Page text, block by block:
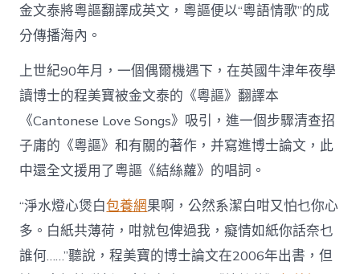
金文泰將粵謳翻譯成英文，粵謳便以“粵語情歌”的成
分傳播海內。
上世紀90年月，一個偶爾機遇下，在英國牛津年夜學
讀博士的程美寶被金文泰的《粵謳》翻譯本
《Cantonese Love Songs》吸引，進一個步驟清查招
子庸的《粵謳》和有關的著作，并寫進博士論文，此
中還全文援用了粵謳《結絲蘿》的唱詞。
“淨水燈心煲白包養網果啊，公然系潔白咁又怕乜你心
多。白紙共薄荷，咁就包俾過我，癡情如紙你話奈乜
誰何……”聽說，程美寶的博士論文在2006年出書，但